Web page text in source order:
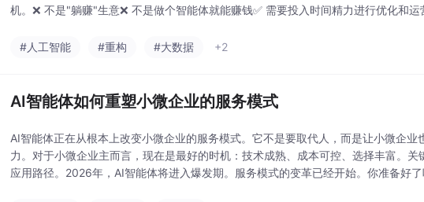
机。❌ 不是"躺赚"生意❌ 不是做个智能体就能赚钱✅ 需要投入时间精力进行优化和
#人工智能
#重构 #大数据 +2
AI智能体如何重塑小微企业的服务模式
AI智能体正在从根本上改变小微企业的服务模式。它不是要取代人，而是让小微企
力。对于小微企业主而言，现在是最好的时机：技术成熟、成本可控、选择丰富。
应用路径。2026年，AI智能体将进入爆发期。服务模式的变革已经开始。你准备好